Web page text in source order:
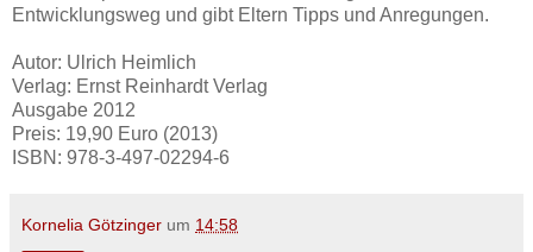
Entwicklungsweg und gibt Eltern Tipps und Anregungen.
Autor: Ulrich Heimlich
Verlag: Ernst Reinhardt Verlag
Ausgabe 2012
Preis: 19,90 Euro (2013)
ISBN: 978-3-497-02294-6
Kornelia Götzinger um 14:58